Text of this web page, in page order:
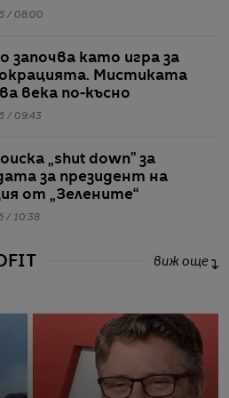
/ 08:00
започва като игра за
Мистиката
века по-късно
/ 09:43
„shut down” за
за президент на
от „Зелените“
/ 10:38
виж още